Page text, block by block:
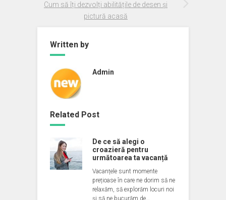
Cum să îți dezvolți abilitățile de desen și
pictură acasă
Written by
Admin
Related Post
De ce să alegi o
croazieră pentru
următoarea ta vacanță
Vacanțele sunt momente
prețioase în care ne dorim să ne
relaxăm, să explorăm locuri noi
și să ne bucurăm de…